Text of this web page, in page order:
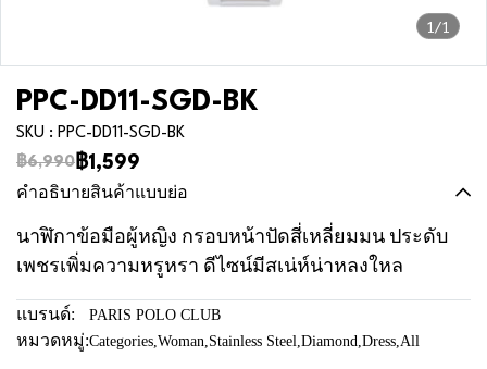
1/1
PPC-DD11-SGD-BK
SKU : PPC-DD11-SGD-BK
฿6,990 ฿1,599
คำอธิบายสินค้าแบบย่อ
นาฬิกาข้อมือผู้หญิง กรอบหน้าปัดสี่เหลี่ยมมน ประดับ
เพชรเพิ่มความหรูหรา ดีไซน์มีสเน่ห์น่าหลงใหล
แบรนด์: PARIS POLO CLUB
หมวดหมู่:Categories,Woman,Stainless Steel,Diamond,Dress,All